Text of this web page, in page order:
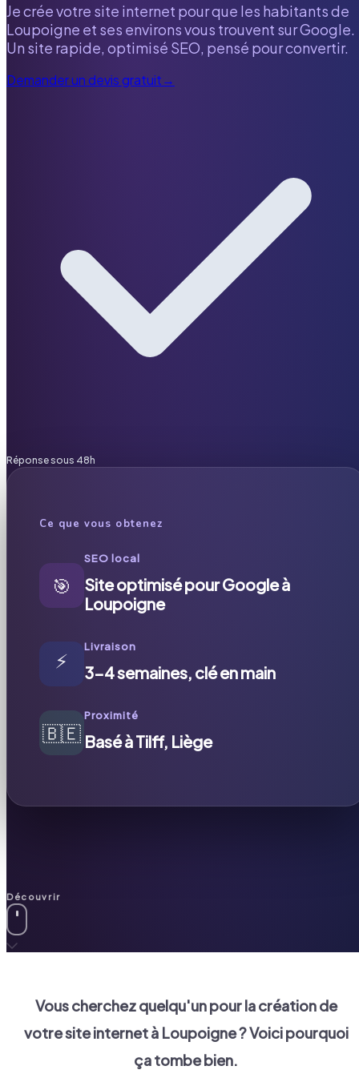
Je crée votre site internet pour que les habitants de
Loupoigne et ses environs vous trouvent sur Google.
Un site rapide, optimisé SEO, pensé pour convertir.
Demander un devis gratuit→
Réponse sous 48h
Ce que vous obtenez
🎯
SEO local
Site optimisé pour Google à
Loupoigne
⚡
Livraison
3-4 semaines, clé en main
🇧🇪
Proximité
Basé à Tilff, Liège
Découvrir
Vous cherchez quelqu'un pour la création de
votre site internet à Loupoigne? Voici pourquoi
ça tombe bien.